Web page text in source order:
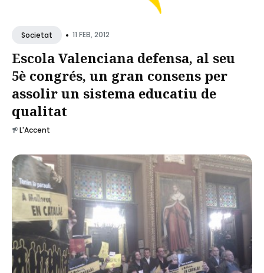
Societat • 11 FEB, 2012
Escola Valenciana defensa, al seu
5è congrés, un gran consens per
assolir un sistema educatiu de
qualitat
L'Accent